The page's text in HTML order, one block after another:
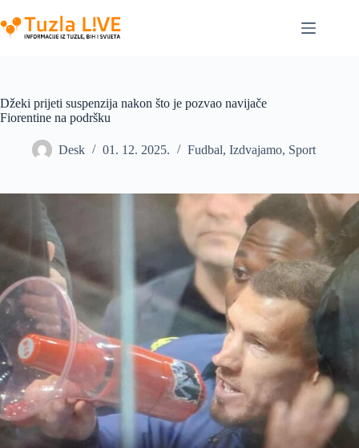
to
content
Džeki prijeti suspenzija nakon što je pozvao navijače
Fiorentine na podršku
Desk 01. 12. 2025. Fudbal, Izdvajamo, Sport